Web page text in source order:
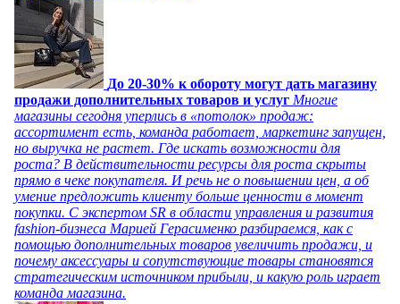
До 20-30% к обороту могут дать магазину
продажи дополнительных товаров и услуг Многие
магазины сегодня уперлись в «потолок» продаж:
ассортимент есть, команда работает, маркетинг запущен,
но выручка не растет. Где искать возможности для
роста? В действительности ресурсы для роста скрыты
прямо в чеке покупателя. И речь не о повышении цен, а об
умение предложить клиенту больше ценности в момент
покупки. С экспертом SR в области управления и развития
fashion-бизнеса Марией Герасименко разбираемся, как с
помощью дополнительных товаров увеличить продажи, и
почему аксессуары и сопутствующие товары становятся
стратегическим источником прибыли, и какую роль играет
команда магазина.